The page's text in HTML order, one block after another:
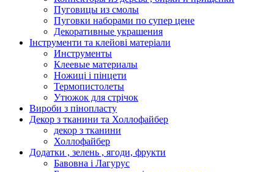
Пуговицы из смолы
Пуговки наборами по супер цене
Декоративные украшения
Інструменти та клейові матеріали
Инструменты
Клеевые материалы
Ножиці і пінцети
Термопистолеты
Утюжок для стрічок
Вироби з пінопласту
Декор з тканини та Холлофайбер
декор з тканини
Холлофайбер
Додатки , зелень , ягоди, фрукти
Бавовна і Лагурус